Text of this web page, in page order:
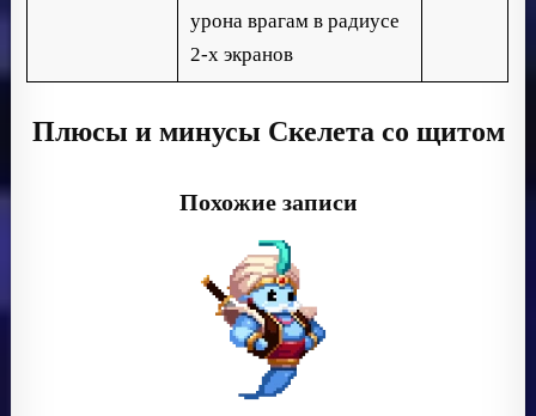
урона врагам в радиусе
2-х экранов
Плюсы и минусы Скелета со щитом
Похожие записи